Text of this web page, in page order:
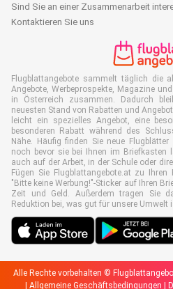
Sind Sie an einer Zusammenarbeit
Kontaktieren Sie uns
Flugblattangebote sammelt täglich die
Angebote, Werbeprospekte, Magazine
in Österreich zusammen. Dadurch
neuesten Stand von Rabatten und
leicht ein spezielles Angebot, eine
besonderen Rabatt während des
Nähe. Häufig finden Sie neue
noch bevor sie bei Ihnen im Briefkasten
auch auf der Arbeit, in der Schule oder
Fügen Sie Flugblattangebote.at zu
"Bitte keine Werbung!"-Sticker auf Ihren
Zeit und Geld. Außerdem tragen Sie
Reduktion bei, was gut für unsere Umwelt
Alle Rechte vorbehalten ©
| Allgemeine Geschäftsbedingungen |